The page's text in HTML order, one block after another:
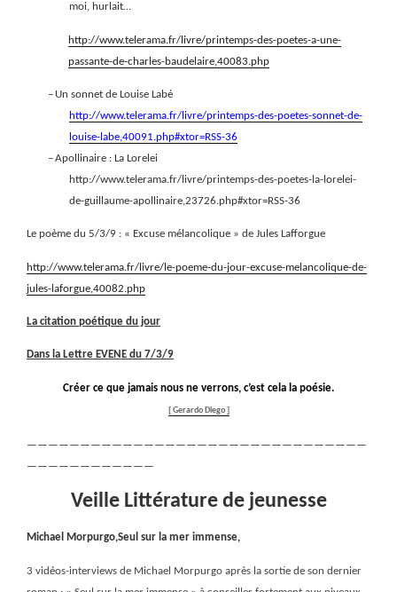
moi, hurlait…
http://www.telerama.fr/livre/printemps-des-poetes-a-une-
passante-de-charles-baudelaire,40083.php
– Un sonnet de Louise Labé
http://www.telerama.fr/livre/printemps-des-poetes-sonnet-de-
louise-labe,40091.php#xtor=RSS-36
–Apollinaire : La Lorelei
http://www.telerama.fr/livre/printemps-des-poetes-la-lorelei-
de-guillaume-apollinaire,23726.php#xtor=RSS-36
Le poème du 5/3/9 : « Excuse mélancolique » de Jules Lafforgue
http://www.telerama.fr/livre/le-poeme-du-jour-excuse-melancolique-de-
jules-laforgue,40082.php
La citation poétique du jour
Dans la Lettre EVENE du 7/3/9
Créer ce que jamais nous ne verrons, c’est cela la poésie.
[ Gerardo Diego ]
————————————————————————————————
————————————
Veille Littérature de jeunesse
Michael Morpurgo,Seul sur la mer immense,
3 vidéos-interviews de Michael Morpurgo après la sortie de son dernier